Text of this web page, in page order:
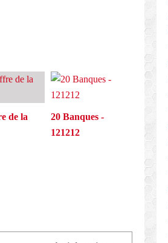
de la
20 Banques -
121212